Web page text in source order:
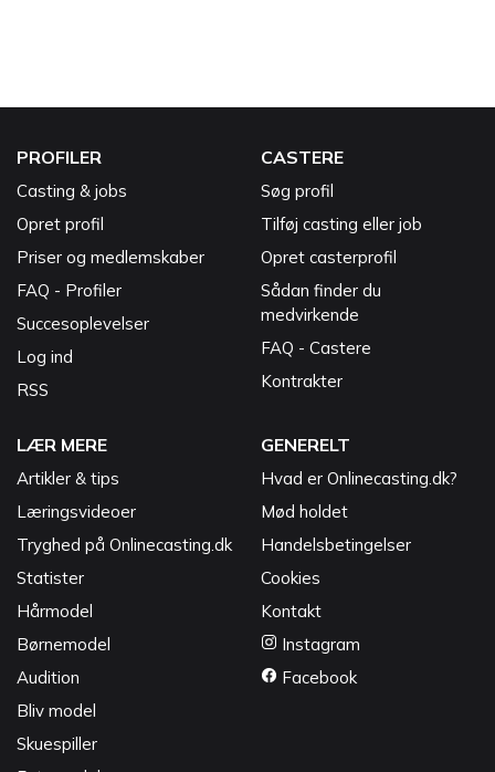
PROFILER
Casting & jobs
Opret profil
Priser og medlemskaber
FAQ - Profiler
Succesoplevelser
Log ind
RSS
CASTERE
Søg profil
Tilføj casting eller job
Opret casterprofil
Sådan finder du
medvirkende
FAQ - Castere
Kontrakter
LÆR MERE
Artikler & tips
Læringsvideoer
Tryghed på Onlinecasting.dk
Statister
Hårmodel
Børnemodel
Audition
Bliv model
Skuespiller
GENERELT
Hvad er Onlinecasting.dk?
Mød holdet
Handelsbetingelser
Cookies
Kontakt
Instagram
Facebook